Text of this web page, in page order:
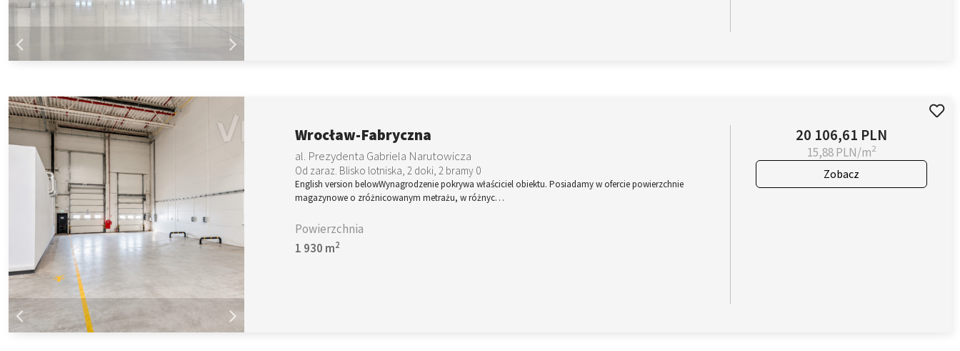
Wrocław-Fabryczna
al. Prezydenta Gabriela Narutowicza
Od zaraz. Blisko lotniska, 2 doki, 2 bramy 0
English version belowWynagrodzenie pokrywa właściciel obiektu. Posiadamy w ofercie powierzchnie
magazynowe o zróżnicowanym metrażu, w różnyc…
Powierzchnia
1 930 m2
20 106,61 PLN
15,88 PLN/m2
Zobacz